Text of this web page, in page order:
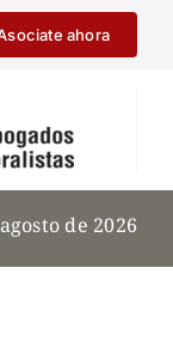
ahora
de 2026